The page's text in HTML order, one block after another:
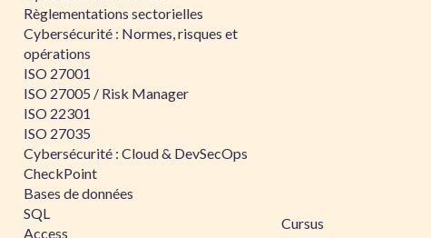
Règlementations sectorielles
Cybersécurité : Normes, risques et
opérations
ISO 27001
ISO 27005 / Risk Manager
ISO 22301
ISO 27035
Cybersécurité : Cloud & DevSecOps
CheckPoint
Bases de données
SQL
Access
Cursus